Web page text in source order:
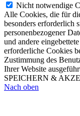
Nicht notwendige
Alle Cookies, die für
besonders erforderlich
personenbezogener
und andere
erforderliche Cookies
Zustimmung des
Ihrer Website
SPEICHERN &
Nach oben